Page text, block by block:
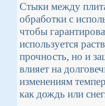
Стыки между
обработки с
чтобы
используется
прочность, но и
влияет на
изменениям
как дождь или